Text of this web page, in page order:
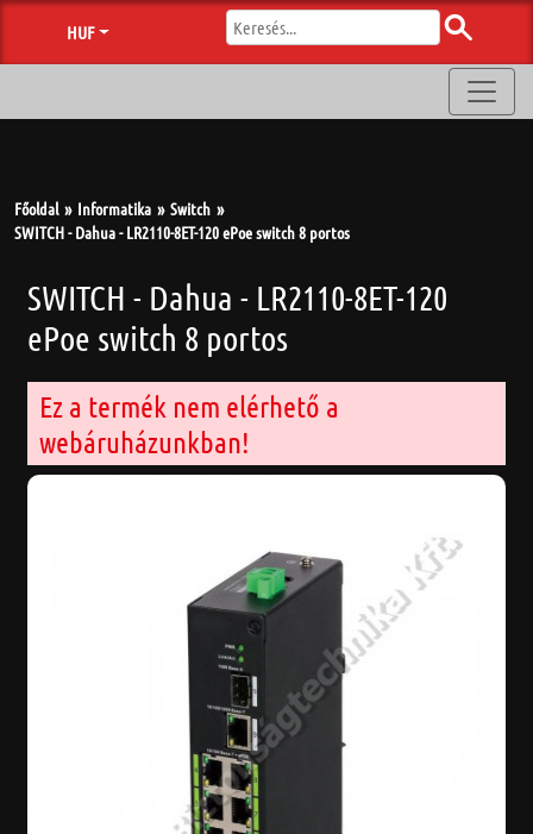
HUF
Főoldal Informatika
Switch
SWITCH - Dahua - LR2110-8ET-120 ePoe switch 8 portos
SWITCH - Dahua - LR2110-8ET-120
ePoe switch 8 portos
Ez a termék nem elérhető a
webáruházunkban!